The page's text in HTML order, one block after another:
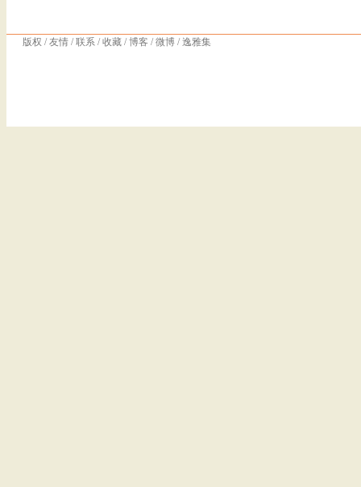
版权 /友情 /联系 /收藏 /博客 /微博 /逸雅集